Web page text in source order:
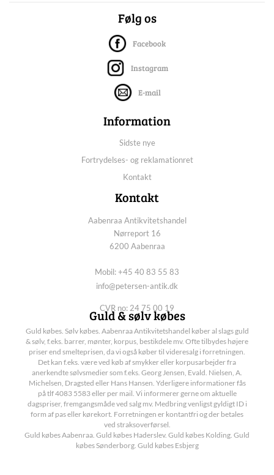
Følg os
Facebook
Instagram
E-mail
Information
Sidste nye
Fortrydelses- og reklamationret
Kontakt
Kontakt
Aabenraa Antikvitetshandel
Nørreport 16
6200 Aabenraa
Mobil: +45 40 83 55 83
info@petersen-antik.dk
CVR no: 24 75 00 19
Guld & sølv købes
Guld købes. Sølv købes. Aabenraa Antikvitetshandel køber al slags guld
& sølv, f.eks. barrer, mønter, korpus, bestikdele mv. Ofte tilbydes højere
priser end smelteprisen, da vi også køber til videresalg i forretningen.
Det kan f.eks. være ved køb af smykker eller korpusarbejder fra
anerkendte sølvsmedier som f.eks. Georg Jensen, Evald. Nielsen, A.
Michelsen, Dragsted eller Hans Hansen. Yderligere informationer fås
på tlf 4083 5583 eller per mail. Vi informerer gerne om aktuelle
dagspriser, fremgangsmåde ved salg mv. Medbring venligst gyldigt ID i
form af pas eller kørekort. Forretningen er kontantfri og der betales
ved straksoverførsel.
Guld købes Aabenraa. Guld købes Haderslev. Guld købes Kolding. Guld
købes Sønderborg. Guld købes Esbjerg